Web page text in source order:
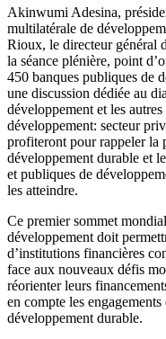
Akinwumi Adesina,
multilatérale de
Rioux, le directeur général
la séance plénière, point
450 banques publiques de
une discussion dédiée au
développement et les
développement: secteur
profiteront pour rappeler la
développement durable et
et publiques de
les atteindre.
Ce premier sommet
développement doit
d’institutions financières
face aux nouveaux défis
réorienter leurs
en compte les
développement durable.